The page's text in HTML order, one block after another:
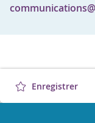
Enregistrer